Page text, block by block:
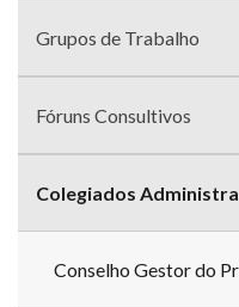
Grupos de Trabalho
Fóruns Consultivos
Colegiados
Conselho Gestor do